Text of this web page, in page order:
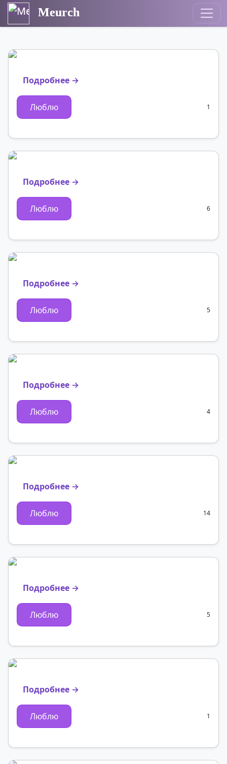
Meurch
Подробнее →
Люблю 1
Подробнее →
Люблю 6
Подробнее →
Люблю 5
Подробнее →
Люблю 4
Подробнее →
Люблю 14
Подробнее →
Люблю 5
Подробнее →
Люблю 1